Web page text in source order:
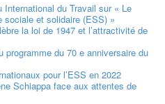
International du Travail sur « Le
sociale et solidaire (ESS) »
la loi de 1947 et l’attractivité de
programme du 70 e anniversaire du
pour l’ESS en 2022
Schiappa face aux attentes de